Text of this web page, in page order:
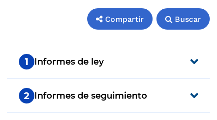
Compartir Buscar
1 Informes de ley
2 Informes de seguimiento